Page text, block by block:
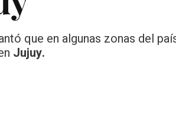
que en algunas zonas del
Jujuy.